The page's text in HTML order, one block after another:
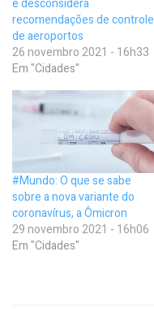
e desconsidera
recomendações de controle
de aeroportos
26 novembro 2021 - 16h33
Em "Cidades"
#Mundo: O que se sabe
sobre a nova variante do
coronavírus, a Ômicron
29 novembro 2021 - 16h06
Em "Cidades"